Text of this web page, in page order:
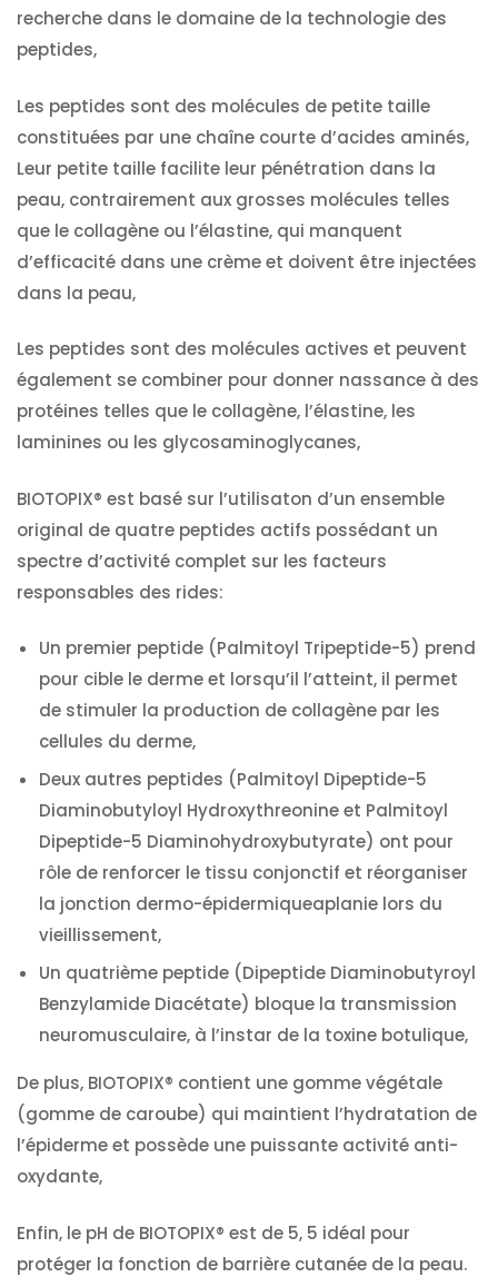
recherche dans le domaine de la technologie des
peptides,
Les peptides sont des molécules de petite taille
constituées par une chaîne courte d’acides aminés,
Leur petite taille facilite leur pénétration dans la
peau, contrairement aux grosses molécules telles
que le collagène ou l’élastine, qui manquent
d’efficacité dans une crème et doivent être injectées
dans la peau,
Les peptides sont des molécules actives et peuvent
également se combiner pour donner nassance à des
protéines telles que le collagène, l’élastine, les
laminines ou les glycosaminoglycanes,
BIOTOPIX® est basé sur l’utilisaton d’un ensemble
original de quatre peptides actifs possédant un
spectre d’activité complet sur les facteurs
responsables des rides:
Un premier peptide (Palmitoyl Tripeptide-5) prend
pour cible le derme et lorsqu’il l’atteint, il permet
de stimuler la production de collagène par les
cellules du derme,
Deux autres peptides (Palmitoyl Dipeptide-5
Diaminobutyloyl Hydroxythreonine et Palmitoyl
Dipeptide-5 Diaminohydroxybutyrate) ont pour
rôle de renforcer le tissu conjonctif et réorganiser
la jonction dermo-épidermiqueaplanie lors du
vieillissement,
Un quatrième peptide (Dipeptide Diaminobutyroyl
Benzylamide Diacétate) bloque la transmission
neuromusculaire, à l’instar de la toxine botulique,
De plus, BIOTOPIX® contient une gomme végétale
(gomme de caroube) qui maintient l’hydratation de
l’épiderme et possède une puissante activité anti-
oxydante,
Enfin, le pH de BIOTOPIX® est de 5, 5 idéal pour
protéger la fonction de barrière cutanée de la peau.